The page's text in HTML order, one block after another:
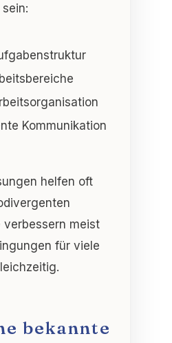
Kommunikation
helfen oft
verbessern meist
für viele
.
bekannte